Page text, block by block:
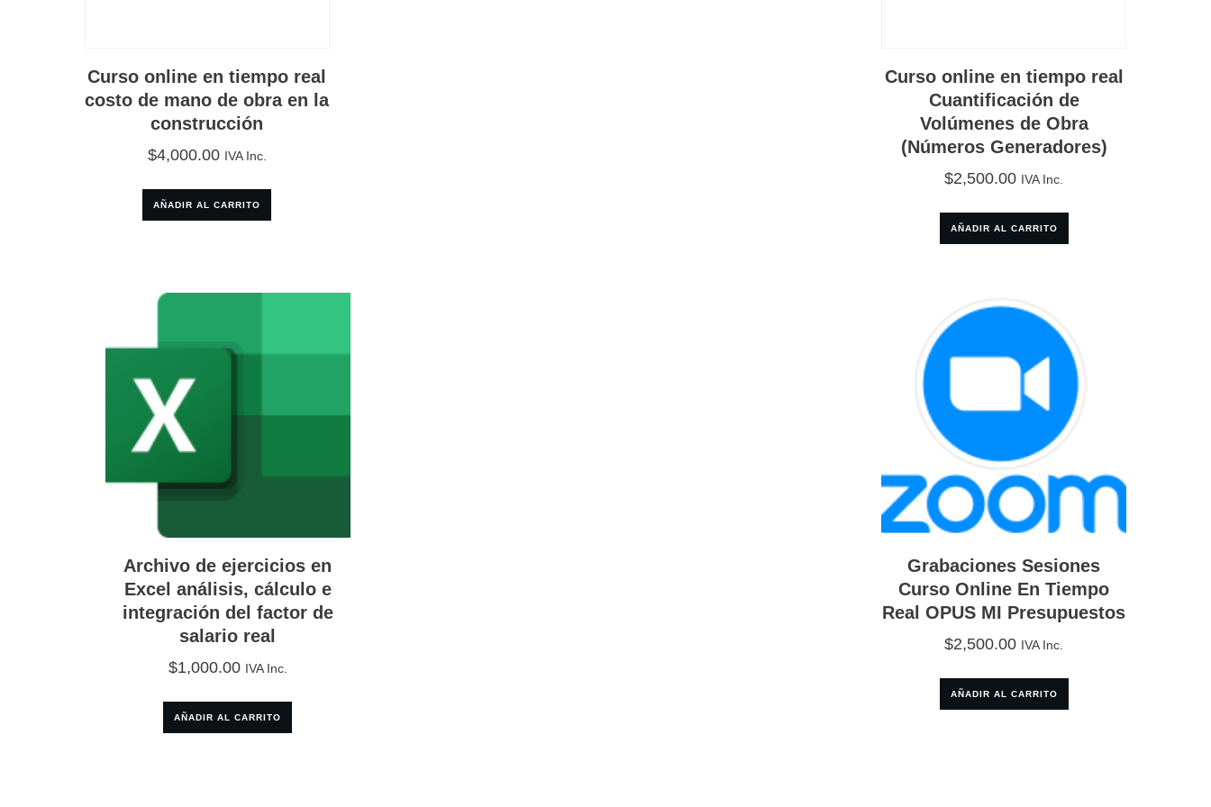
Curso online en tiempo real
costo de mano de obra en la
construcción
$4,000.00 IVA Inc.
AÑADIR AL CARRITO
Curso online en tiempo real
Cuantificación de
Volúmenes de Obra
(Números Generadores)
$2,500.00 IVA Inc.
AÑADIR AL CARRITO
Archivo de ejercicios en
Excel análisis, cálculo e
integración del factor de
salario real
$1,000.00 IVA Inc.
AÑADIR AL CARRITO
Grabaciones Sesiones
Curso Online En Tiempo
Real OPUS MI Presupuestos
$2,500.00 IVA Inc.
AÑADIR AL CARRITO